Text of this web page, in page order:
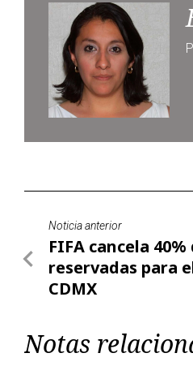
Noticia anterior
FIFA cancela
reservadas para
CDMX
Notas